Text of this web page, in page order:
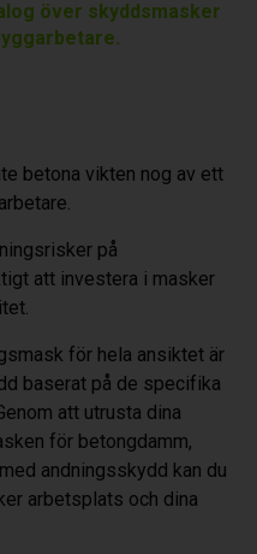
över skyddsmasker
betona vikten nog av ett
på
att investera i masker
för hela ansiktet är
baserat på de specifika
att utrusta dina
för betongdamm,
andningsskydd kan du
arbetsplats och dina